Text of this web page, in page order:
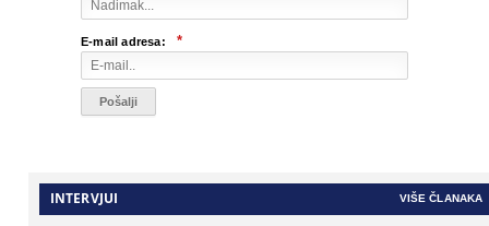
E-mail adresa: *
INTERVJUI VIŠE ČLANAKA